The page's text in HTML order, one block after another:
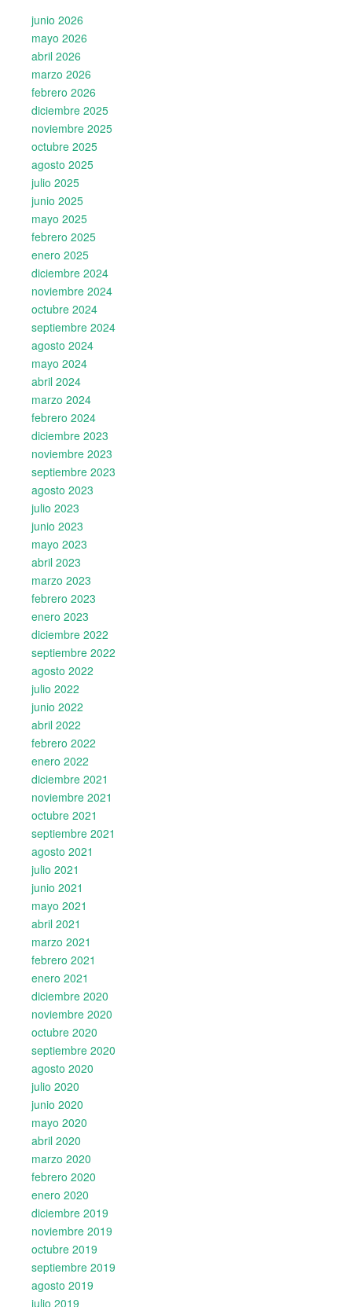
junio 2026
mayo 2026
abril 2026
marzo 2026
febrero 2026
diciembre 2025
noviembre 2025
octubre 2025
agosto 2025
julio 2025
junio 2025
mayo 2025
febrero 2025
enero 2025
diciembre 2024
noviembre 2024
octubre 2024
septiembre 2024
agosto 2024
mayo 2024
abril 2024
marzo 2024
febrero 2024
diciembre 2023
noviembre 2023
septiembre 2023
agosto 2023
julio 2023
junio 2023
mayo 2023
abril 2023
marzo 2023
febrero 2023
enero 2023
diciembre 2022
septiembre 2022
agosto 2022
julio 2022
junio 2022
abril 2022
febrero 2022
enero 2022
diciembre 2021
noviembre 2021
octubre 2021
septiembre 2021
agosto 2021
julio 2021
junio 2021
mayo 2021
abril 2021
marzo 2021
febrero 2021
enero 2021
diciembre 2020
noviembre 2020
octubre 2020
septiembre 2020
agosto 2020
julio 2020
junio 2020
mayo 2020
abril 2020
marzo 2020
febrero 2020
enero 2020
diciembre 2019
noviembre 2019
octubre 2019
septiembre 2019
agosto 2019
julio 2019